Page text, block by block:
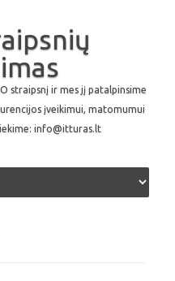
straipsnį ir mes jį patalpinsime
įveikimui, matomumui
info@itturas.lt
to content